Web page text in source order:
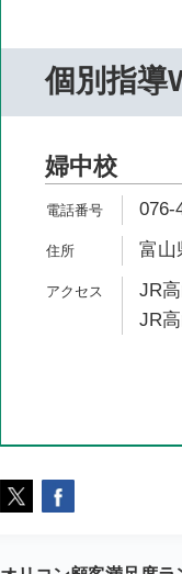
個別指導
婦中校
076-
富山
JR
JR